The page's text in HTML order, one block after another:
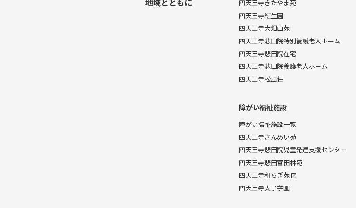
四天王寺きたやま苑
四天王寺紅生園
四天王寺大畑山苑
四天王寺悲田院特別養護老人ホーム
四天王寺悲田院在宅
四天王寺悲田院養護老人ホーム
四天王寺松風荘
障がい福祉施設
障がい福祉施設一覧
四天王寺さんめい苑
四天王寺悲田院児童発達支援センター
四天王寺悲田富田林苑
四天王寺和らぎ苑
四天王寺太子学園